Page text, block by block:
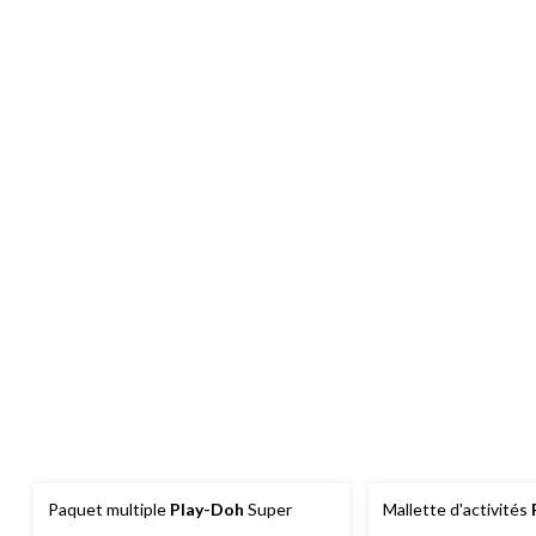
Paquet multiple Play-Doh Super Mallette d'activités